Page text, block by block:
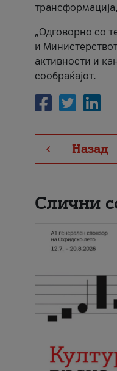
„Одговорно со
и
активности и
сообраќајот.
Назад
Слични